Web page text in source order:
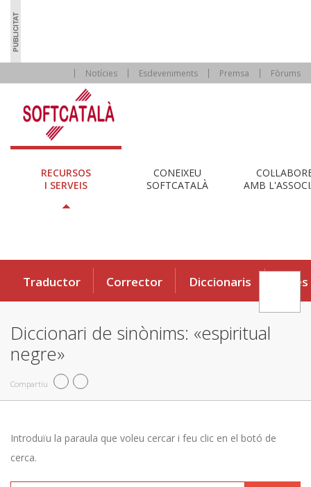
Notícies Esdeveniments Premsa Fòrums
RECURSOS
I SERVEIS
CONEIXEU
SOFTCATALÀ
AMB
Traductor Corrector Diccionaris Eines
Diccionari de sinònims: «espiritual
negre»
Compartiu
Introduïu la paraula que voleu cercar i feu clic en el botó de
cerca.